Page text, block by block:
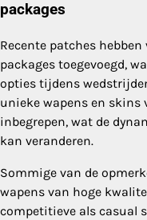
packages
Recente patches
packages toegevoegd,
opties tijdens
unieke wapens en skins
inbegrepen, wat de
kan veranderen.
Sommige van de
wapens van hoge
competitieve als casual